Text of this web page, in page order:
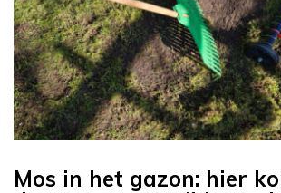
Mos in het gazon: hier